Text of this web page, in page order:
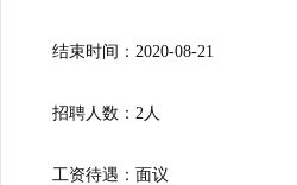
结束时间：2020-08-21
招聘人数：2人
工资待遇：面议